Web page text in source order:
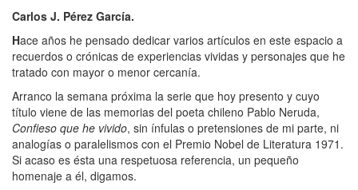
Carlos J. Pérez García.
Hace años he pensado dedicar varios artículos en este espacio a
recuerdos o crónicas de experiencias vividas y personajes que he
tratado con mayor o menor cercanía.
Arranco la semana próxima la serie que hoy presento y cuyo
título viene de las memorias del poeta chileno Pablo Neruda,
Confieso que he vivido, sin ínfulas o pretensiones de mi parte, ni
analogías o paralelismos con el Premio Nobel de Literatura 1971.
Si acaso es ésta una respetuosa referencia, un pequeño
homenaje a él, digamos.